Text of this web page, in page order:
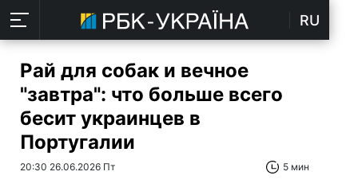
RU
Рай для собак и вечное
"завтра": что больше всего
бесит украинцев в
Португалии
20:30 26.06.2026 Пт 5 мин